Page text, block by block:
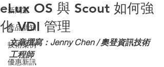
新聞室
產品新知
技術案例
優惠新訊
eLux OS 與 Scout 如何強
化 VDI 管理
文章撰寫：Jenny Chen / 奧登資訊技術
工程師